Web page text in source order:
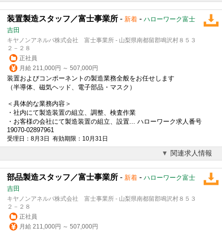
装置製造スタッフ／富士事業所 - 新着 - ハローワーク富士
吉田
キヤノンアネルバ株式会社 富士事業所 - 山梨県南都留郡鳴沢村８５３
２－２８
正社員
月給 211,000円 ～ 507,000円
装置およびコンポーネントの製造業務全般をお任せします
（半導体、磁気ヘッド、電子部品・マスク）
＜具体的な業務内容＞
・社内にて製造装置の組立、調整、検査作業
・お客様の会社にて製造装置の組立、設置... ハローワーク求人番号
19070-02897961
受理日：8月3日 有効期限：10月31日
関連求人情報
部品製造スタッフ／富士事業所 - 新着 - ハローワーク富士
吉田
キヤノンアネルバ株式会社 富士事業所 - 山梨県南都留郡鳴沢村８５３
２－２８
正社員
月給 211,000円 ～ 507,000円